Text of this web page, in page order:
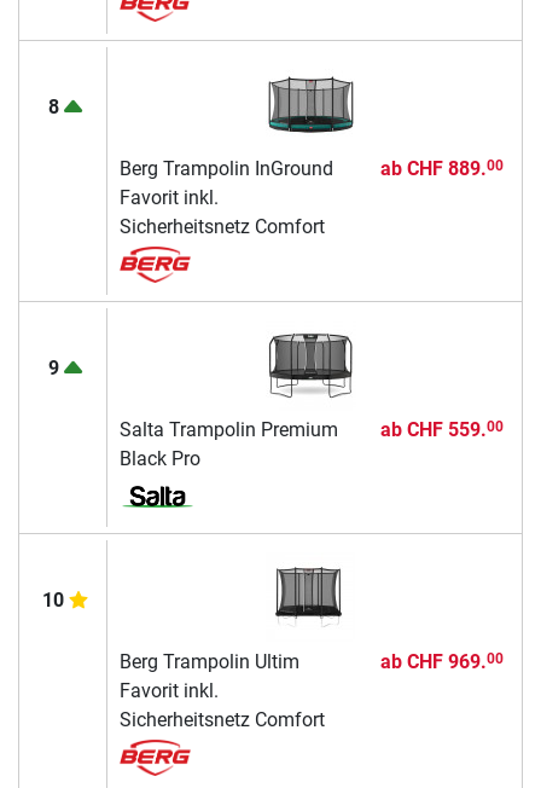
8
Berg Trampolin InGround
Favorit inkl.
Sicherheitsnetz Comfort
ab CHF 889.00
9
Salta Trampolin Premium
Black Pro
ab CHF 559.00
10
Berg Trampolin Ultim
Favorit inkl.
Sicherheitsnetz Comfort
ab CHF 969.00